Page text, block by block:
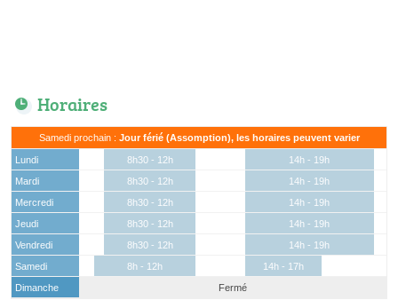
Horaires
Samedi prochain : Jour férié (Assomption), les horaires peuvent varier
Lundi 8h30 - 12h
14h - 19h
Mardi
8h30 - 12h
14h - 19h
Mercredi
8h30 - 12h
14h - 19h
Jeudi
8h30 - 12h
14h - 19h
Vendredi
8h30 - 12h
14h - 19h
Samedi
8h - 12h
14h - 17h
Dimanche
Fermé